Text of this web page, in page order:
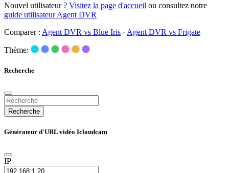
Nouvel utilisateur ? Visitez la page d'accueil ou consultez notre
guide utilisateur Agent DVR
Comparer : Agent DVR vs Blue Iris · Agent DVR vs Frigate
Thème:
Recherche
Recherche
Générateur d'URL vidéo Icloudcam
IP